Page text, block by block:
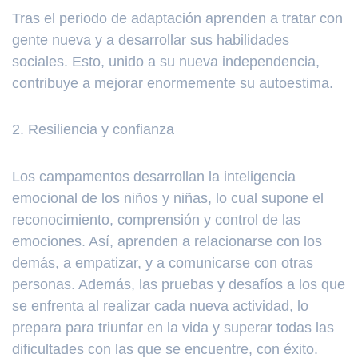
Tras el periodo de adaptación aprenden a tratar con
gente nueva y a desarrollar sus habilidades
sociales. Esto, unido a su nueva independencia,
contribuye a mejorar enormemente su autoestima.
2. Resiliencia y confianza
Los campamentos desarrollan la inteligencia
emocional de los niños y niñas, lo cual supone el
reconocimiento, comprensión y control de las
emociones. Así, aprenden a relacionarse con los
demás, a empatizar, y a comunicarse con otras
personas. Además, las pruebas y desafíos a los que
se enfrenta al realizar cada nueva actividad, lo
prepara para triunfar en la vida y superar todas las
dificultades con las que se encuentre, con éxito.